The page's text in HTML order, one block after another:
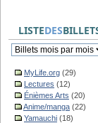
LISTEDES
MyLife.org (29)
Lectures (12)
Énièmes Arts (20)
Anime/manga (22)
Yamauchi (18)